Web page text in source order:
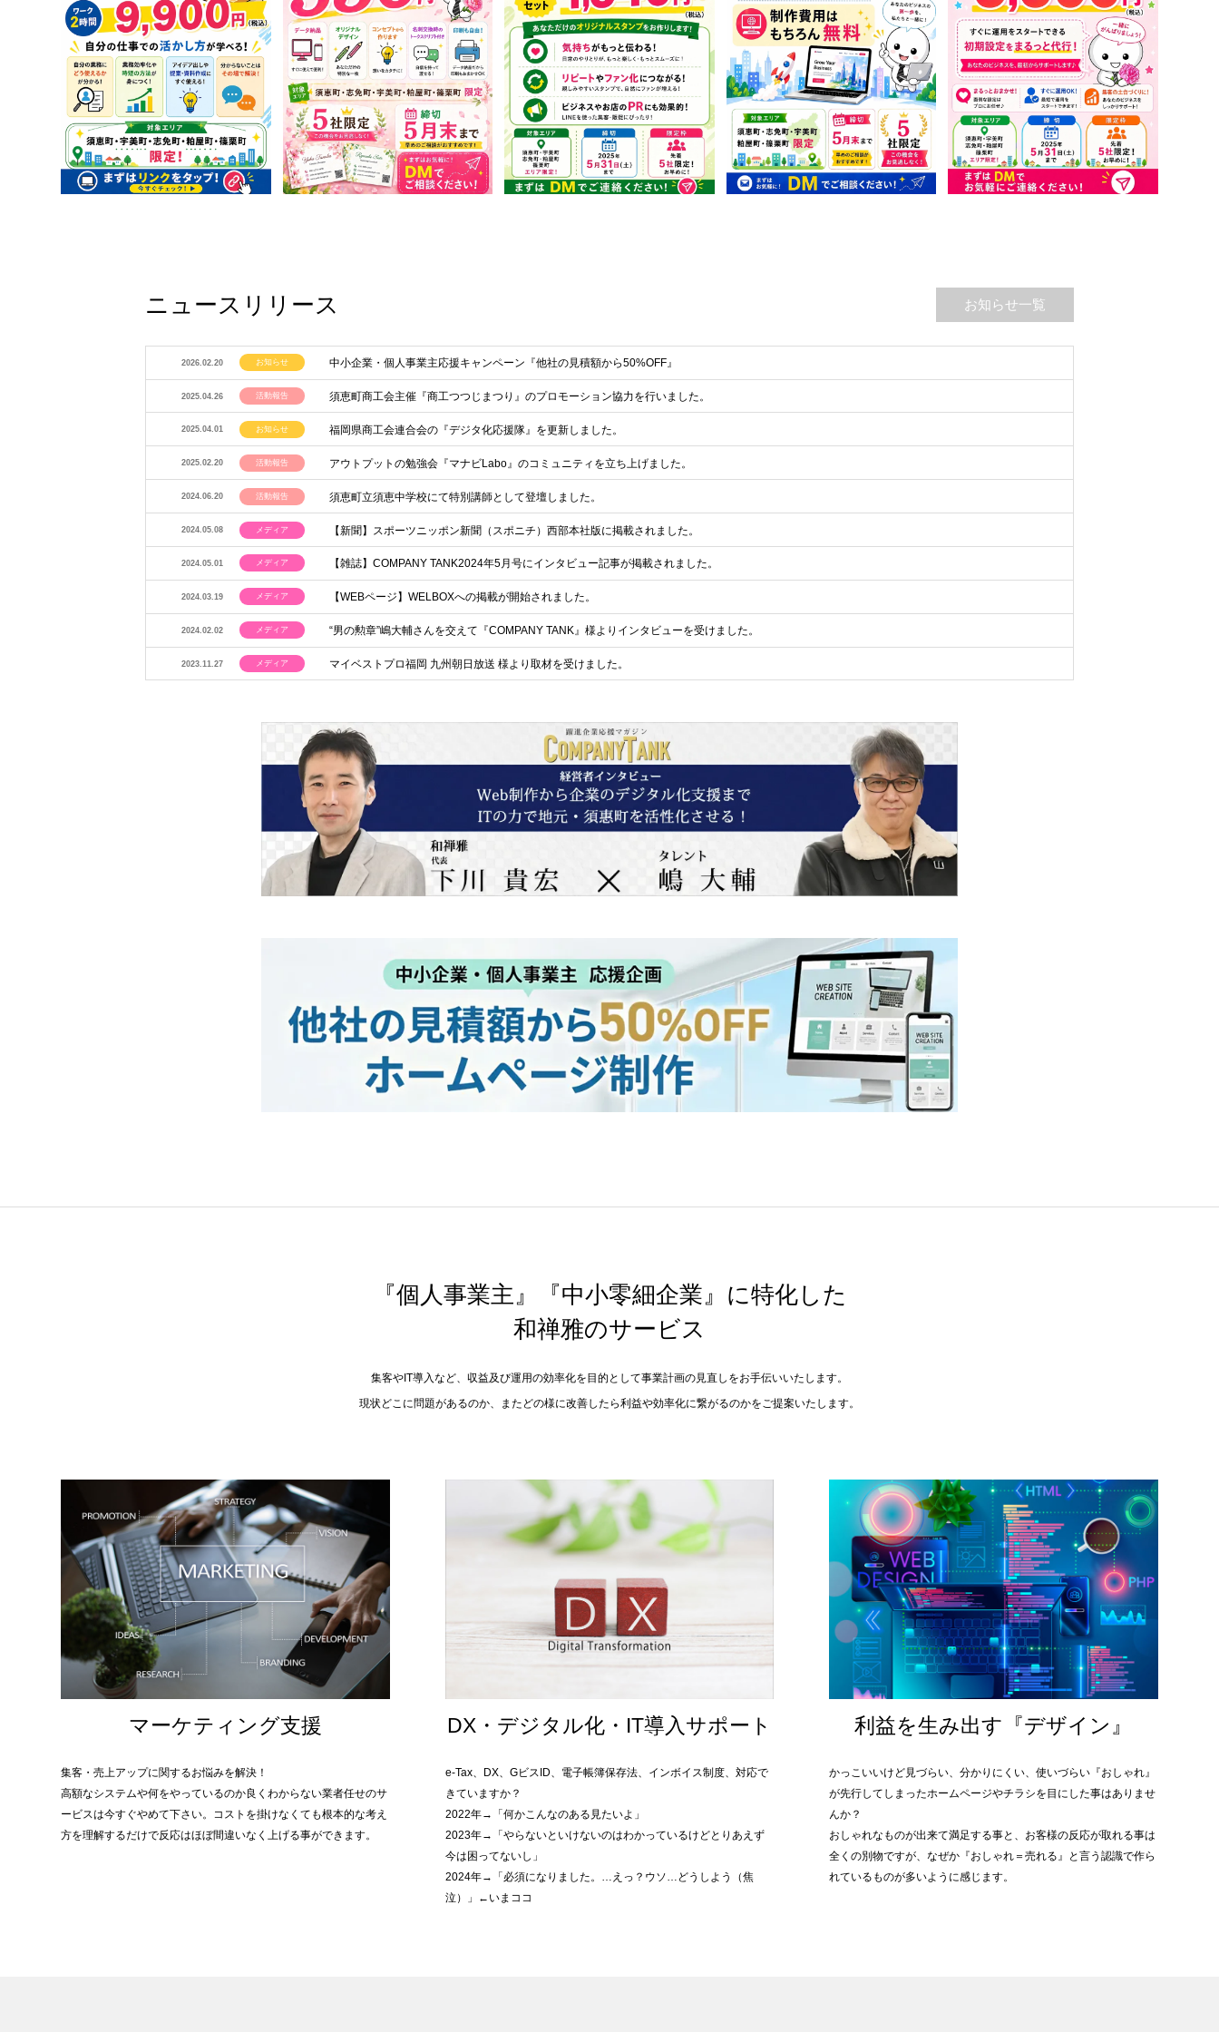
ニュースリリース お知らせ一覧
2026.02.20 お知らせ 中小企業・個人事業主応援キャンペーン『他社の見積額から50%OFF』
2025.04.26 活動報告 須恵町商工会主催『商工つつじまつり』のプロモーション協力を行いました。
2025.04.01 お知らせ 福岡県商工会連合会の『デジタ化応援隊』を更新しました。
2025.02.20 活動報告 アウトプットの勉強会『マナビLabo』のコミュニティを立ち上げました。
2024.06.20 活動報告 須恵町立須恵中学校にて特別講師として登壇しました。
2024.05.08 メディア 【新聞】スポーツニッポン新聞（スポニチ）西部本社版に掲載されました。
2024.05.01 メディア 【雑誌】COMPANY TANK2024年5月号にインタビュー記事が掲載されました。
2024.03.19 メディア 【WEBページ】WELBOXへの掲載が開始されました。
2024.02.02 メディア “男の勲章”嶋大輔さんを交えて『COMPANY TANK』様よりインタビューを受けました。
2023.11.27 メディア マイベストプロ福岡 九州朝日放送 様より取材を受けました。
『個人事業主』『中小零細企業』に特化した
和禅雅のサービス
集客やIT導入など、収益及び運用の効率化を目的として事業計画の見直しをお手伝いいたします。
現状どこに問題があるのか、またどの様に改善したら利益や効率化に繋がるのかをご提案いたします。
マーケティング支援
集客・売上アップに関するお悩みを解決！
高額なシステムや何をやっているのか良くわからない業者任せのサ
ービスは今すぐやめて下さい。コストを掛けなくても根本的な考え
方を理解するだけで反応はほぼ間違いなく上げる事ができます。
DX・デジタル化・IT導入サポート
e-Tax、DX、GビスID、電子帳簿保存法、インボイス制度、対応で
きていますか？
2022年→「何かこんなのある見たいよ」
2023年→「やらないといけないのはわかっているけどとりあえず
今は困ってないし」
2024年→「必須になりました。…えっ？ウソ…どうしよう（焦
泣）」←いまココ
利益を生み出す『デザイン』
かっこいいけど見づらい、分かりにくい、使いづらい『おしゃれ』
が先行してしまったホームページやチラシを目にした事はありませ
んか？
おしゃれなものが出来て満足する事と、お客様の反応が取れる事は
全くの別物ですが、なぜか『おしゃれ＝売れる』と言う認識で作ら
れているものが多いように感じます。